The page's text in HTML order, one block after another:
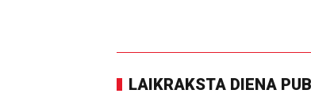
LAIKRAKSTA DIENA